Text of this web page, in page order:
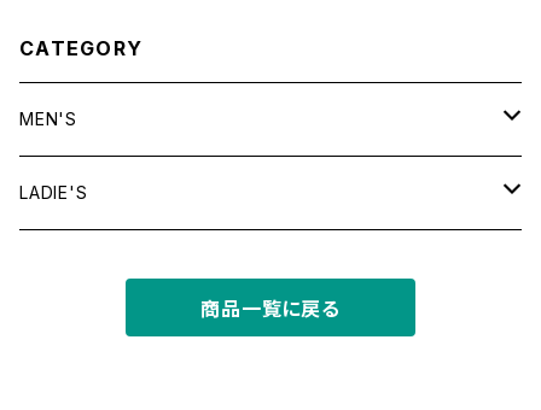
CATEGORY
MEN'S
tops
LADIE'S
商品一覧に戻る